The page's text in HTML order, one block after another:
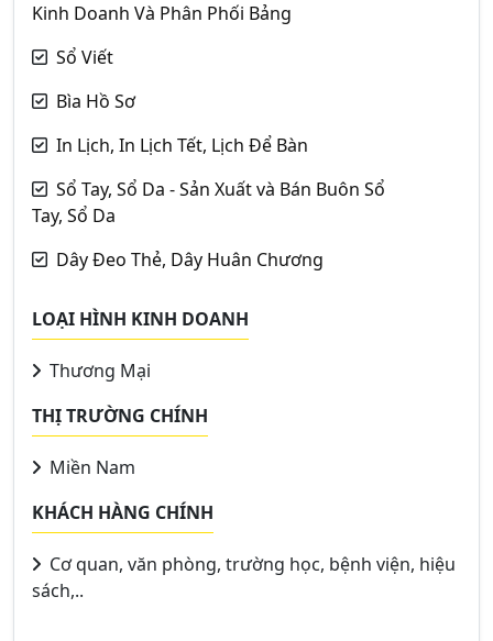
Kinh Doanh Và Phân Phối Bảng
Sổ Viết
Bìa Hồ Sơ
In Lịch, In Lịch Tết, Lịch Để Bàn
Sổ Tay, Sổ Da - Sản Xuất và Bán Buôn Sổ
Tay, Sổ Da
Dây Đeo Thẻ, Dây Huân Chương
LOẠI HÌNH KINH DOANH
Thương Mại
THỊ TRƯỜNG CHÍNH
Miền Nam
KHÁCH HÀNG CHÍNH
Cơ quan, văn phòng, trường học, bệnh viện, hiệu
sách,..